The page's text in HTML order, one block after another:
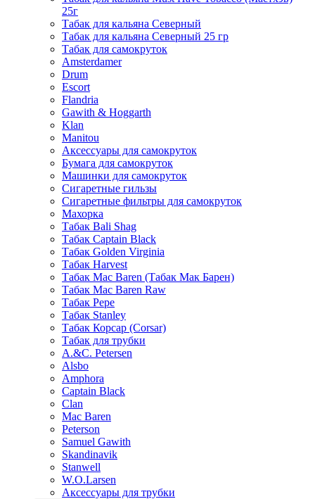
25г
Табак для кальяна Северный
Табак для кальяна Северный 25 гр
Табак для самокруток
Amsterdamer
Drum
Escort
Flandria
Gawith & Hoggarth
Klan
Manitou
Аксессуары для самокруток
Бумага для самокруток
Машинки для самокруток
Сигаретные гильзы
Сигаретные фильтры для самокруток
Махорка
Табак Bali Shag
Табак Captain Black
Табак Golden Virginia
Табак Harvest
Табак Mac Baren (Табак Мак Барен)
Табак Mac Baren Raw
Табак Pepe
Табак Stanley
Табак Корсар (Corsar)
Табак для трубки
A.&C. Petersen
Alsbo
Amphora
Captain Black
Clan
Mac Baren
Peterson
Samuel Gawith
Skandinavik
Stanwell
W.O.Larsen
Аксессуары для трубки